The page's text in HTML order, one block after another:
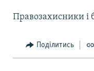
Правозахисники і
Поділитись